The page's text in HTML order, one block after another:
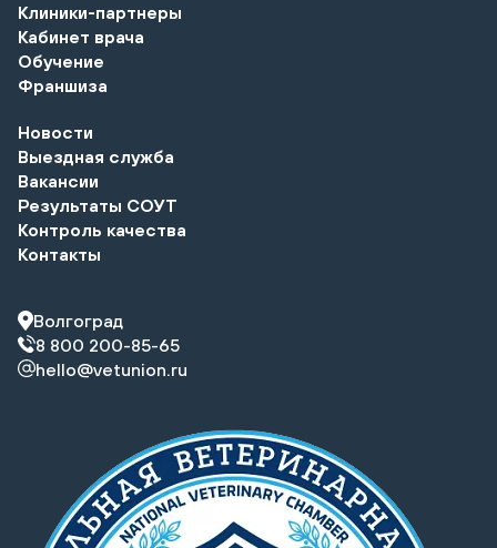
Клиники-партнеры
Кабинет врача
Обучение
Франшиза
Новости
Выездная служба
Вакансии
Результаты СОУТ
Контроль качества
Контакты
Волгоград
8 800 200-85-65
hello@vetunion.ru